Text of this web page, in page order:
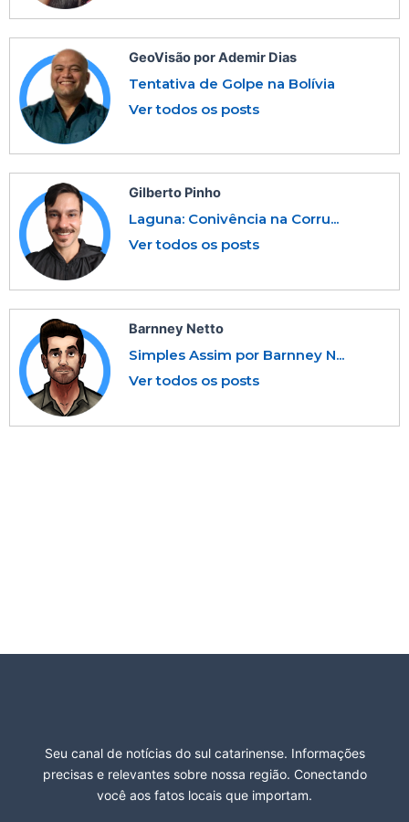
GeoVisão por Ademir Dias
Tentativa de Golpe na Bolívia
Ver todos os posts
Gilberto Pinho
Laguna: Conivência na Corru...
Ver todos os posts
Barnney Netto
Simples Assim por Barnney N...
Ver todos os posts
Seu canal de notícias do sul catarinense. Informações
precisas e relevantes sobre nossa região. Conectando
você aos fatos locais que importam.